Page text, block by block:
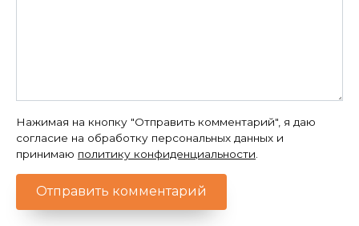
Нажимая на кнопку "Отправить комментарий", я даю
согласие на обработку персональных данных и
принимаю политику конфиденциальности